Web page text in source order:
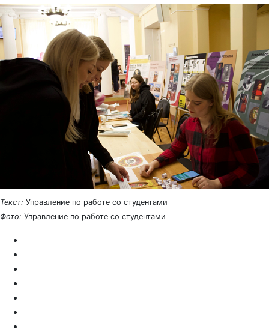
Текст: Управление по работе со студентами
Фото: Управление по работе со студентами